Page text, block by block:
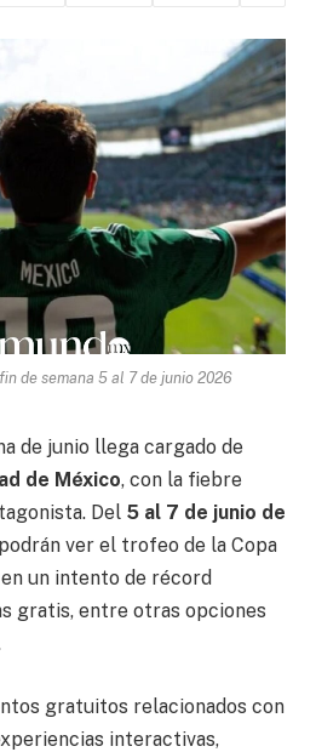
de semana 5 al 7 de junio 2026
de junio llega cargado de
de México, con la fiebre
Del 5 al 7 de junio de
ver el trofeo de la Copa
un intento de récord
gratis, entre otras opciones
gratuitos relacionados con
interactivas,